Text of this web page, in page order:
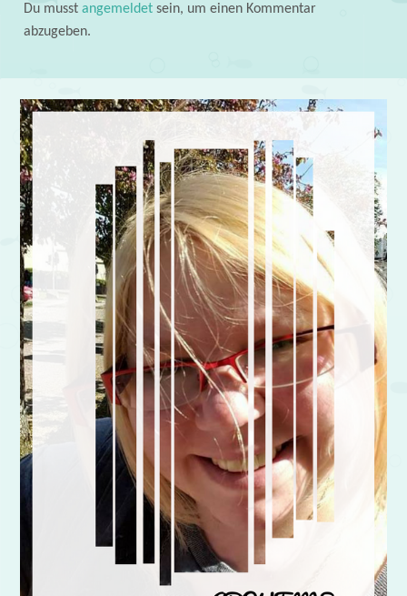
Du musst angemeldetsein, um einen Kommentar
abzugeben.